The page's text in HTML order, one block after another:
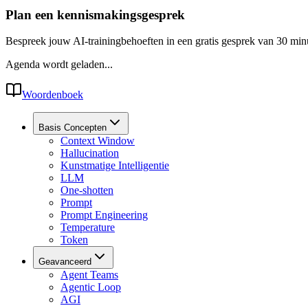
Plan een kennismakingsgesprek
Bespreek jouw AI-trainingbehoeften in een gratis gesprek van 30
Agenda wordt geladen...
Woordenboek
Basis Concepten
Context Window
Hallucination
Kunstmatige Intelligentie
LLM
One-shotten
Prompt
Prompt Engineering
Temperature
Token
Geavanceerd
Agent Teams
Agentic Loop
AGI